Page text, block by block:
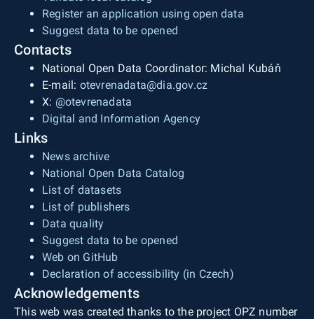
were calculated from a digital terrain model from
2019. Source street line data is from Streetnet.
For more information, please contact the
Analytics and data Dept. - data@brno.cz.
Register an application using open data
Suggest data to be opened
Contacts
National Open Data Coordinator: Michal Kubáň
E-mail: otevrenadata@dia.gov.cz
X: @otevrenadata
Digital and Information Agency
Links
News archive
National Open Data Catalog
List of datasets
List of publishers
Data quality
Suggest data to be opened
Web on GitHub
Declaration of accessibility (in Czech)
Acknowledgements
This web was created thanks to the project OPZ number